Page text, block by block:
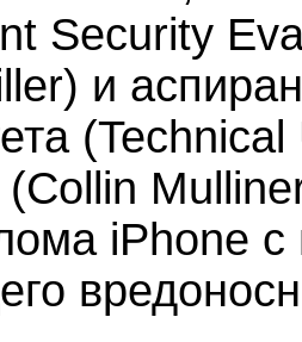
Security
и
iPhone